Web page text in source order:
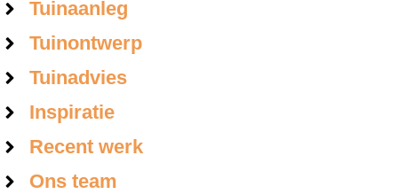
Tuinaanleg
Tuinontwerp
Tuinadvies
Inspiratie
Recent werk
Ons team